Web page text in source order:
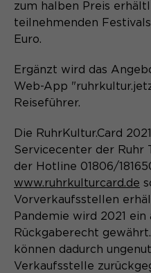
Laufzeit Ende der
Zweck
diese zu
Anbieter Sgalinski
Laufzeit 1 Monat
Zweck
Speichert
Benutzers
Name
Laufzeit Sitzung
zum halben Preis
teilnehmenden
Euro.
Ergänzt wird das
Web-App
Reiseführer.
Die RuhrKultur.Card
Servicecenter der Ruhr
der Hotline 01806/
www.ruhrkulturcard.de
Vorverkaufsstellen
Pandemie wird 2021
Rückgaberecht gewährt.
können dadurch
Verkaufsstelle